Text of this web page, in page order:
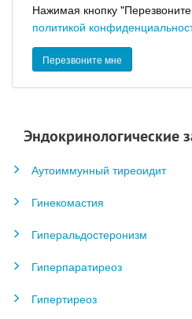
Нажимая кнопку
политикой
Эндокринологические
Аутоиммунный тиреоидит
Гинекомастия
Гиперальдостеронизм
Гиперпаратиреоз
Гипертиреоз